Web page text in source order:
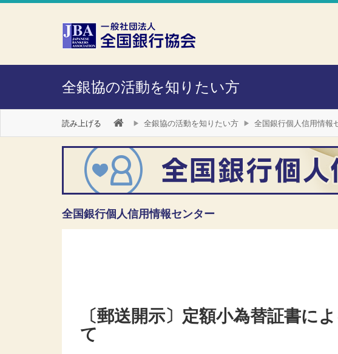
本文へスキップ
障がい者向け相談窓口
全銀協の活動を知りたい方
読み上げる 全銀協の活動を知りたい方 全国銀行個人信用情報
全国銀行個人信用情報センター
〔郵送開示〕定額小為替証書に
て